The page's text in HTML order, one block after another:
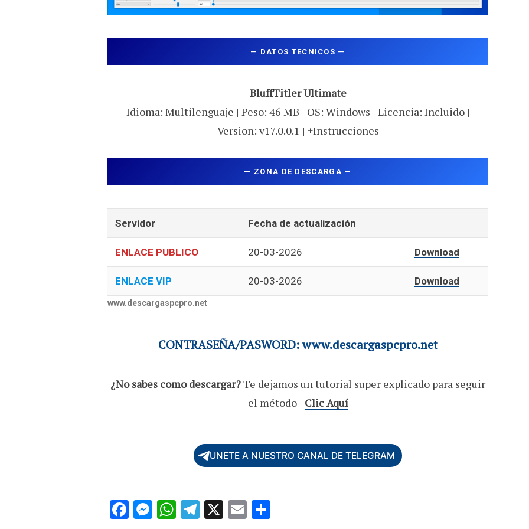
— DATOS TECNICOS —
BluffTitler Ultimate
Idioma: Multilenguaje | Peso: 46 MB | OS: Windows | Licencia: Incluido |
Version: v17.0.0.1 | +Instrucciones
— ZONA DE DESCARGA —
Servidor Fecha de actualización
ENLACE PUBLICO 20-03-2026 Download
ENLACE VIP 20-03-2026 Download
www.descargaspcpro.net
CONTRASEÑA/PASWORD: www.descargaspcpro.net
¿No sabes como descargar?Te dejamos un tutorial super explicado para seguir
el método | Clic Aquí
UNETE A NUESTRO CANAL DE TELEGRAM
F M W T X E C